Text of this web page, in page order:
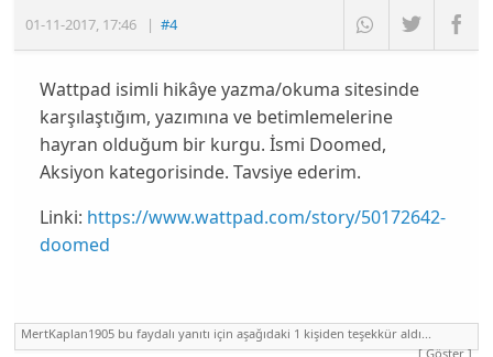
01-11-2017, 17:46 |#4
Wattpad isimli hikâye yazma/okuma sitesinde
karşılaştığım, yazımına ve betimlemelerine
hayran olduğum bir kurgu. İsmi Doomed,
Aksiyon kategorisinde. Tavsiye ederim.
Linki: https://www.wattpad.com/story/50172642-
doomed
MertKaplan1905 bu faydalı yanıtı için aşağıdaki 1 kişiden teşekkür aldı...
[ Göster ]